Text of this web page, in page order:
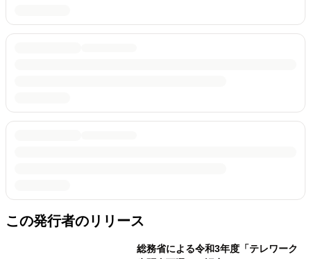
この発行者のリリース
総務省による令和3年度「テレワーク